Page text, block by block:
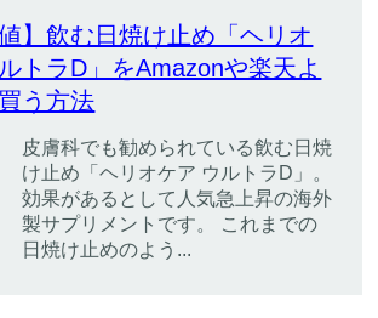
値】飲む日焼け止め「ヘリオ
トラD」をAmazonや楽天よ
う方法
皮膚科でも勧められている飲む日焼
け止め「ヘリオケア ウルトラD」。
効果があるとして人気急上昇の海外
製サプリメントです。 これまでの
日焼け止めのよう...